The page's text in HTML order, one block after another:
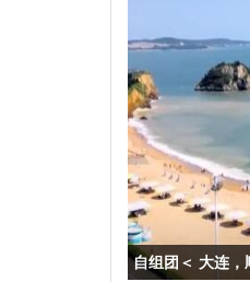
自组团＜ 大连，